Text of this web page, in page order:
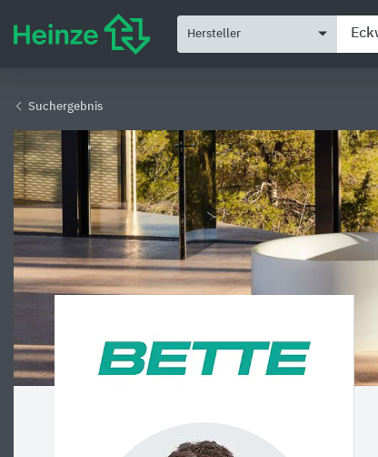
Hersteller
Suchergebnis